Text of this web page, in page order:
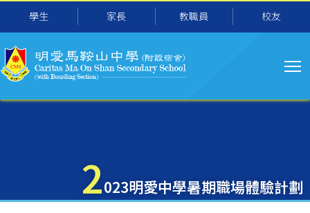
移至主內容
學生 家長 教職員 校友
导
航
2023明愛中學暑期職場體驗計劃